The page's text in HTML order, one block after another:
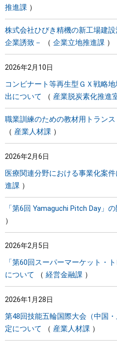
推進課
株式会社ひびき精機の新工場建
企業誘致－
企業立地推進課
2026年2月10日
コンビナート等再生型ＧＸ戦略
出について
産業脱炭素化推進
職業訓練のための教材用トラン
産業人材課
2026年2月6日
医療関連分野における事業化案件
進課
「第6回 Yamaguchi Pitch Day」
2026年2月5日
「第60回スーパーマーケット・
について
経営金融課
2026年1月28日
第48回技能五輪国際大会（中国
定について
産業人材課